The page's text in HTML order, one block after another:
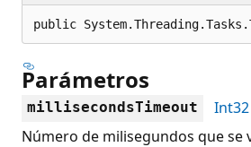
public
Parámetros
millisecondsTimeout
Int32
Número de milisegundos que se